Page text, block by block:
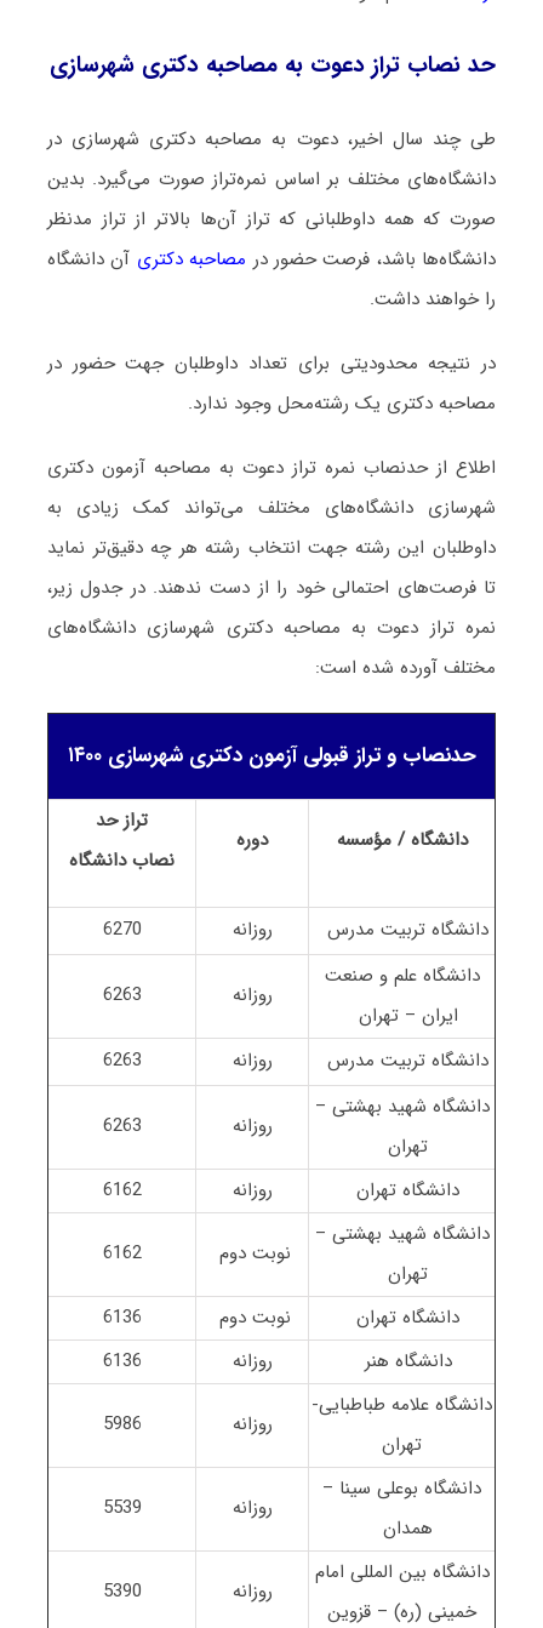
حد نصاب تراز دعوت به مصاحبه دکتری شهرسازی
طی چند سال اخیر، دعوت به مصاحبه دکتری شهرسازی در
دانشگاه‌های مختلف بر اساس نمره‌تراز صورت می‌گیرد. بدین
صورت که همه داوطلبانی که تراز آن‌ها بالاتر از تراز مدنظر
دانشگاه‌ها باشد، فرصت حضور در مصاحبه دکتری آن دانشگاه
را خواهند داشت.
در نتیجه محدودیتی برای تعداد داوطلبان جهت حضور در
مصاحبه دکتری یک رشته‌محل وجود ندارد.
اطلاع از حدنصاب نمره تراز دعوت به مصاحبه آزمون دکتری
شهرسازی دانشگاه‌های مختلف می‌تواند کمک زیادی به
داوطلبان این رشته جهت انتخاب رشته هر چه دقیق‌تر نماید
تا فرصت‌های احتمالی خود را از دست ندهند. در جدول زیر،
نمره تراز دعوت به مصاحبه دکتری شهرسازی دانشگاه‌های
مختلف آورده شده است:
حدنصاب و تراز قبولی آزمون دکتری شهرسازی ۱۴۰۰
دانشگاه / مؤسسه دوره
تراز حد
نصاب دانشگاه
دانشگاه تربیت مدرس روزانه
6270
دانشگاه علم و صنعت
ایران – تهران
روزانه 6263
دانشگاه تربیت مدرس روزانه
6263
دانشگاه شهید بهشتی –
تهران
روزانه 6263
دانشگاه تهران روزانه
6162
دانشگاه شهید بهشتی –
تهران
نوبت دوم 6162
دانشگاه تهران نوبت دوم
6136
دانشگاه هنر
روزانه
6136
دانشگاه علامه طباطبایی-
تهران
روزانه 5986
دانشگاه بوعلی سینا –
همدان
روزانه 5539
دانشگاه بین المللی امام
خمینی (ره) – قزوین
روزانه 5390